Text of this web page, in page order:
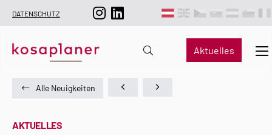
DATENSCHUTZ
Aktuelles
Alle Neuigkeiten
AKTUELLES